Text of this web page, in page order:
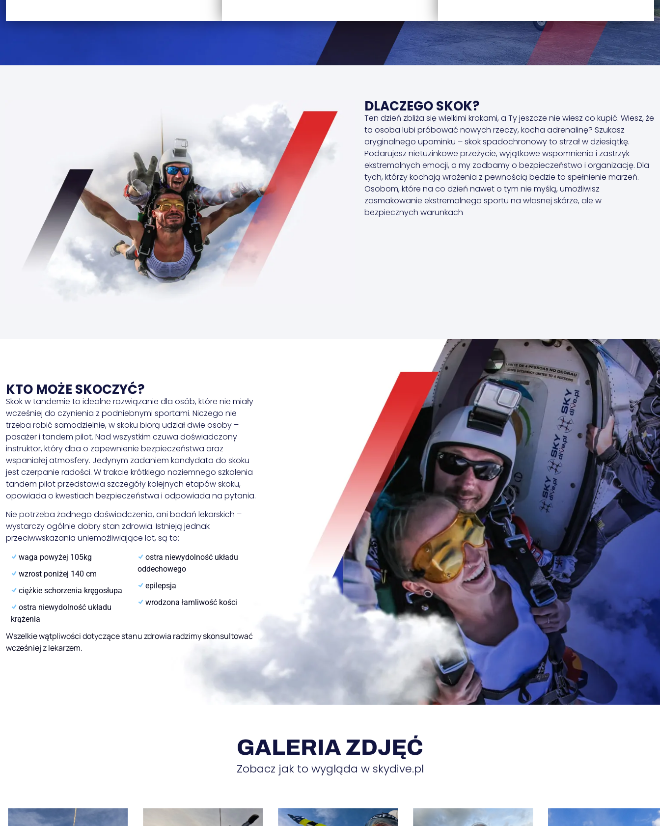
DLACZEGO SKOK?
Ten dzień zbliża się wielkimi krokami, a Ty jeszcze nie wiesz co kupić. Wiesz, że
ta osoba lubi próbować nowych rzeczy, kocha adrenalinę? Szukasz
oryginalnego upominku – skok spadochronowy to strzał w dziesiątkę.
Podarujesz nietuzinkowe przeżycie, wyjątkowe wspomnienia i zastrzyk
ekstremalnych emocji, a my zadbamy o bezpieczeństwo i organizację. Dla
tych, którzy kochają wrażenia z pewnością będzie to spełnienie marzeń.
Osobom, które na co dzień nawet o tym nie myślą, umożliwisz
zasmakowanie ekstremalnego sportu na własnej skórze, ale w
bezpiecznych warunkach
KTO MOŻE SKOCZYĆ?
Skok w tandemie to idealne rozwiązanie dla osób, które nie miały
wcześniej do czynienia z podniebnymi sportami. Niczego nie
trzeba robić samodzielnie, w skoku biorą udział dwie osoby –
pasażer i tandem pilot. Nad wszystkim czuwa doświadczony
instruktor, który dba o zapewnienie bezpieczeństwa oraz
wspaniałej atmosfery. Jedynym zadaniem kandydata do skoku
jest czerpanie radości. W trakcie krótkiego naziemnego szkolenia
tandem pilot przedstawia szczegóły kolejnych etapów skoku,
opowiada o kwestiach bezpieczeństwa i odpowiada na pytania.
Nie potrzeba żadnego doświadczenia, ani badań lekarskich –
wystarczy ogólnie dobry stan zdrowia. Istnieją jednak
przeciwwskazania uniemożliwiające lot, są to:
waga powyżej 105kg
wzrost poniżej 140 cm
ciężkie schorzenia kręgosłupa
ostra niewydolność układu
krążenia
ostra niewydolność układu
oddechowego
epilepsja
wrodzona łamliwość kości
Wszelkie wątpliwości dotyczące stanu zdrowia radzimy skonsultować
wcześniej z lekarzem.
GALERIA ZDJĘĆ
Zobacz jak to wygląda w skydive.pl